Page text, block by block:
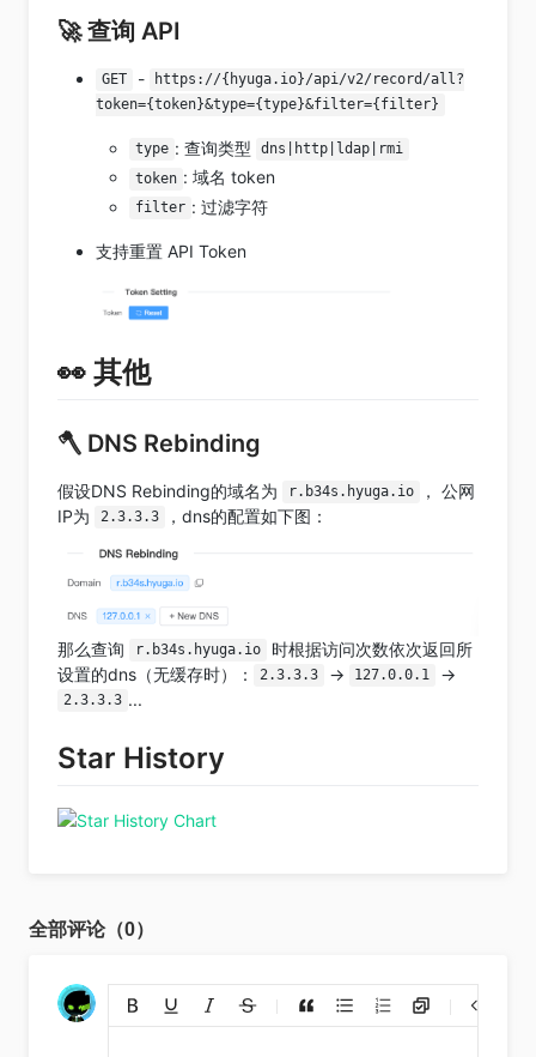
🚀 查询 API
GET -
https://{hyuga.io}/api/v2/record/all?
token={token}&type={type}&filter={filter}
type : 查询类型
dns|http|ldap|rmi
token : 域名 token
filter : 过滤字符
支持重置 API Token
👀 其他
🪓 DNS Rebinding
假设DNS Rebinding的域名为 r.b34s.hyuga.io
， 公网
IP为
2.3.3.3 ，dns的配置如下图：
那么查询 r.b34s.hyuga.io
时根据访问次数依次返回所
设置的dns（无缓存时）：
2.3.3.3 -> 127.0.0.1 ->
2.3.3.3 ...
Star History
全部评论（0）
上传图片